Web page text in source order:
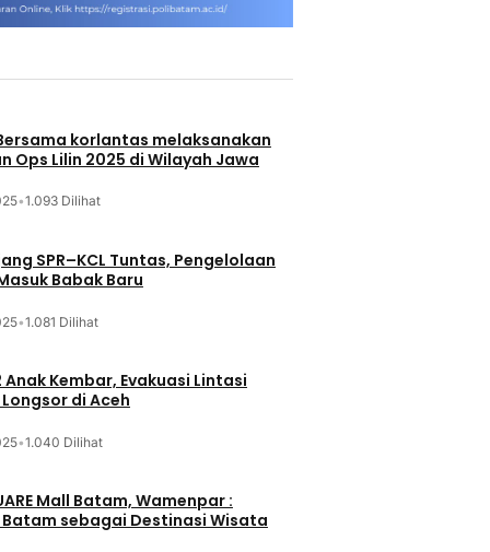
korlantas melaksanakan
Ops Lilin 2025 di Wilayah Jawa
•1.093 Dilihat
SPR–KCL Tuntas, Pengelolaan
Babak Baru
•1.081 Dilihat
Anak Kembar, Evakuasi Lintasi
di Aceh
•1.040 Dilihat
Mall Batam, Wamenpar :
Batam sebagai Destinasi Wisata